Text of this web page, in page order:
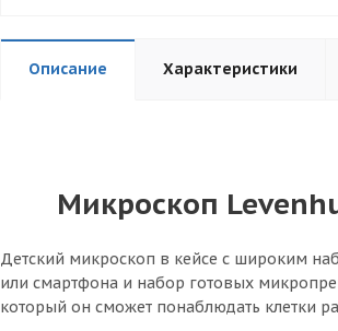
Описание Характеристики
Микроскоп
Детский микроскоп в кейсе с широким
или смартфона и набор готовых
который он сможет понаблюдать клетки